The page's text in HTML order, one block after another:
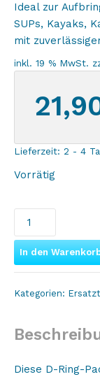
Ideal zur
SUPs, Kayaks,
mit
inkl. 19 % MwSt.
Lieferzeit: 2 - 4
Vorrätig
2x
Ring
Pad
Patch
mit
Kraken
In den
Kategorien:
Diese D-Ring-